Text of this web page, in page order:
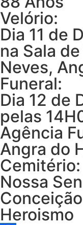
Velório:
Dia 11 de
na Sala
Neves,
Funeral:
Dia 12 de
pelas
Agência
Angra do
Cemitério:
Nossa
Heroismo